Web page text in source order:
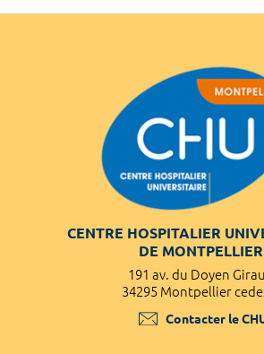
CENTRE HOSPITALIER
DE MONTPELLIER
191 av. du Doyen
34295 Montpellier
Contacter le